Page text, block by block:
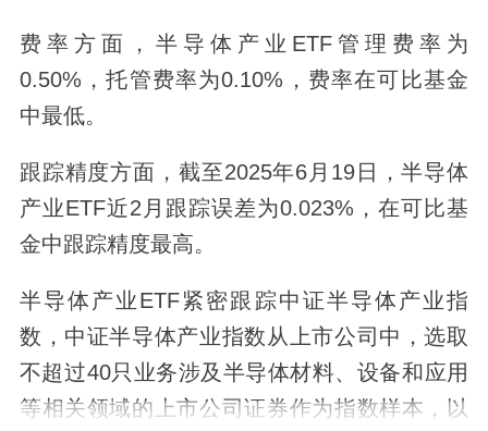
费率方面，半导体产业ETF管理费率为
0.50%，托管费率为0.10%，费率在可比基金
中最低。
跟踪精度方面，截至2025年6月19日，半导体
产业ETF近2月跟踪误差为0.023%，在可比基
金中跟踪精度最高。
半导体产业ETF紧密跟踪中证半导体产业指
数，中证半导体产业指数从上市公司中，选取
不超过40只业务涉及半导体材料、设备和应用
等相关领域的上市公司证券作为指数样本，以